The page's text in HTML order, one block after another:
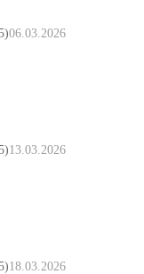
06.03.2026
13.03.2026
18.03.2026